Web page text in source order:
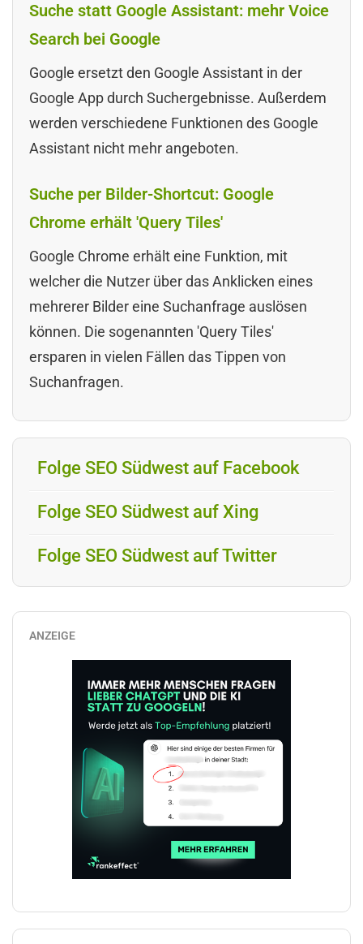
Suche statt Google Assistant: mehr Voice
Search bei Google
Google ersetzt den Google Assistant in der
Google App durch Suchergebnisse. Außerdem
werden verschiedene Funktionen des Google
Assistant nicht mehr angeboten.
Suche per Bilder-Shortcut: Google
Chrome erhält 'Query Tiles'
Google Chrome erhält eine Funktion, mit
welcher die Nutzer über das Anklicken eines
mehrerer Bilder eine Suchanfrage auslösen
können. Die sogenannten 'Query Tiles'
ersparen in vielen Fällen das Tippen von
Suchanfragen.
Folge SEO Südwest auf Facebook
Folge SEO Südwest auf Xing
Folge SEO Südwest auf Twitter
ANZEIGE